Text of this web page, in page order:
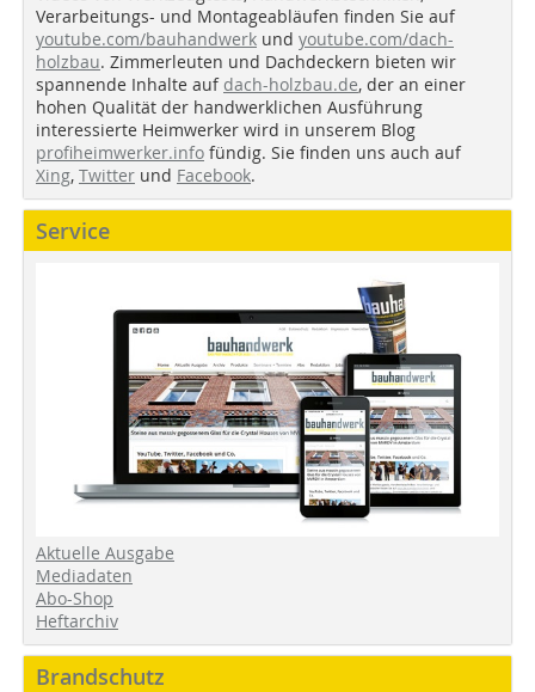
Verarbeitungs- und Montageabläufen finden Sie auf
youtube.com/bauhandwerk und youtube.com/dach-
holzbau. Zimmerleuten und Dachdeckern bieten wir
spannende Inhalte auf dach-holzbau.de, der an einer
hohen Qualität der handwerklichen Ausführung
interessierte Heimwerker wird in unserem Blog
profiheimwerker.info fündig. Sie finden uns auch auf
Xing, Twitter und Facebook.
Service
Aktuelle Ausgabe
Mediadaten
Abo-Shop
Heftarchiv
Brandschutz